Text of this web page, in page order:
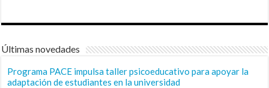
Últimas novedades
Programa PACE impulsa taller psicoeducativo para apoyar la
adaptación de estudiantes en la universidad